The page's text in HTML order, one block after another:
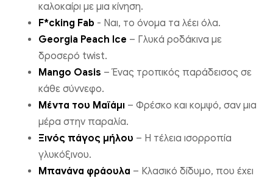
καλοκαίρι με μια κίνηση.
F*cking Fab - Ναι, το όνομα τα λέει όλα.
Georgia Peach Ice – Γλυκά ροδάκινα με
δροσερό twist.
Mango Oasis – Ένας τροπικός παράδεισος σε
κάθε σύννεφο.
Μέντα του Μαϊάμι – Φρέσκο ​​και κομψό, σαν μια
μέρα στην παραλία.
Ξινός πάγος μήλου – Η τέλεια ισορροπία
γλυκόξινου.
Μπανάνα φράουλα – Κλασικό δίδυμο, που έχει